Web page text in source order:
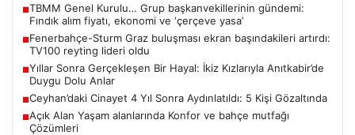
■TBMM Genel Kurulu… Grup başkanvekillerinin gündemi:
Fındık alım fiyatı, ekonomi ve ‘çerçeve yasa’
■Fenerbahçe-Sturm Graz buluşması ekran başındakileri artırdı:
TV100 reyting lideri oldu
■Yıllar Sonra Gerçekleşen Bir Hayal: İkiz Kızlarıyla Anıtkabir’de
Duygu Dolu Anlar
■Ceyhan’daki Cinayet 4 Yıl Sonra Aydınlatıldı: 5 Kişi Gözaltında
■Açık Alan Yaşam alanlarında Konfor ve bahçe mutfağı
Çözümleri